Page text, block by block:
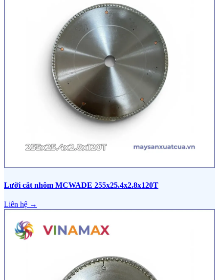
Lưỡi cắt nhôm MCWADE 255x25.4x2.8x120T
Liên hệ →